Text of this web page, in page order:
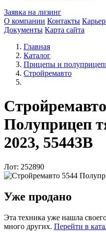
Заявка на лизинг
О компании Контакты
Документы Карта сайта
Главная
Каталог
Прицепы и
Стройремавто
Полуприцеп
2023, 55443В
Лот: 252890
Уже продано
Эта техника уже нашла
много других. Перейти в